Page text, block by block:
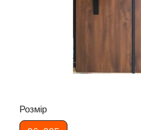
Розмір